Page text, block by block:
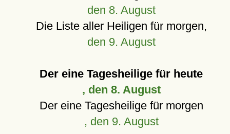
den 8. August
Die Liste aller Heiligen für morgen,
den 9. August
Der eine Tagesheilige für heute
, den 8. August
Der eine Tagesheilige für morgen
, den 9. August